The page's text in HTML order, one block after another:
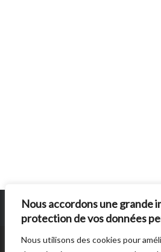
Nous accordons une grande
protection de vos données
Nous utilisons des cookies pour